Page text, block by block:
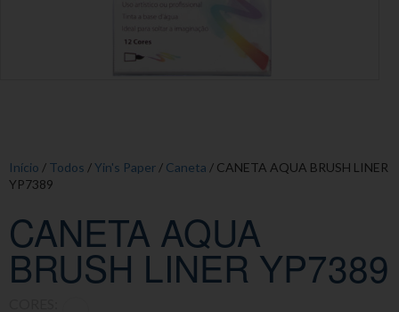
Início / Todos /Yin's Paper / Caneta / CANETA AQUA BRUSH LINER
YP7389
CANETA AQUA
BRUSH LINER YP7389